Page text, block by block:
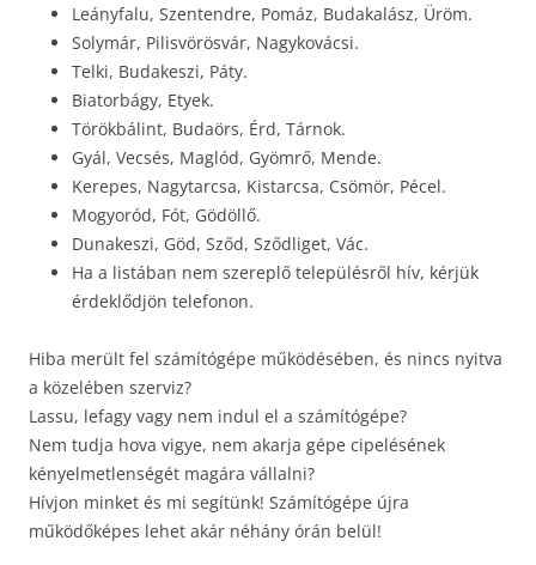
Leányfalu, Szentendre, Pomáz, Budakalász, Üröm.
Solymár, Pilisvörösvár, Nagykovácsi.
Telki, Budakeszi, Páty.
Biatorbágy, Etyek.
Törökbálint, Budaörs, Érd, Tárnok.
Gyál, Vecsés, Maglód, Gyömrő, Mende.
Kerepes, Nagytarcsa, Kistarcsa, Csömör, Pécel.
Mogyoród, Fót, Gödöllő.
Dunakeszi, Göd, Sződ, Sződliget, Vác.
Ha a listában nem szereplő településről hív, kérjük
érdeklődjön telefonon.
Hiba merült fel számítógépe működésében, és nincs nyitva
a közelében szerviz?
Lassu, lefagy vagy nem indul el a számítógépe?
Nem tudja hova vigye, nem akarja gépe cipelésének
kényelmetlenségét magára vállalni?
Hívjon minket és mi segítünk! Számítógépe újra
működőképes lehet akár néhány órán belül!